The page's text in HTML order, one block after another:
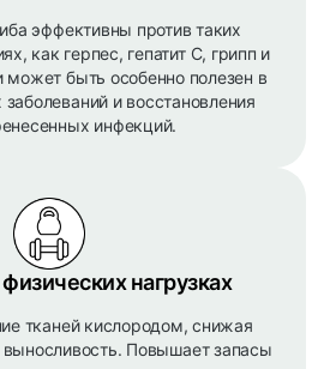
эффективны против таких
как герпес, гепатит С, грипп и
может быть особенно полезен в
и восстановления
инфекций.
нагрузках
тканей кислородом, снижая
Повышает запасы